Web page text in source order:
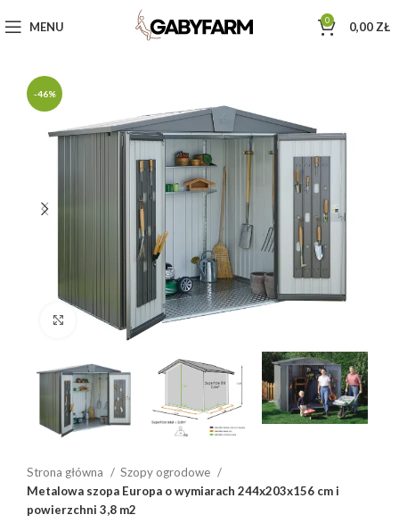
MENU 0 0,00 ZŁ
-46%
Click to enlarge
Strona główna
Szopy ogrodowe
Metalowa szopa Europa o wymiarach 244x203x156 cm i
powierzchni 3,8 m2